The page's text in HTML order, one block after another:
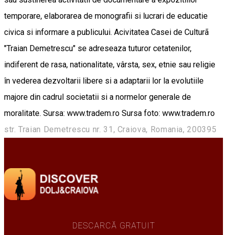
temporare, elaborarea de monografii si lucrari de educatie
civica si informare a publicului. Acivitatea Casei de Culturã
"Traian Demetrescu" se adreseaza tuturor cetatenilor,
indiferent de rasa, nationalitate, vârsta, sex, etnie sau religie
în vederea dezvoltarii libere si a adaptarii lor la evolutiile
majore din cadrul societatii si a normelor generale de
moralitate. Sursa: www.tradem.ro Sursa foto: www.tradem.ro
str. Traian Demetrescu nr. 31, Craiova, Romania, 200395
DESCARCĂ GRATUIT